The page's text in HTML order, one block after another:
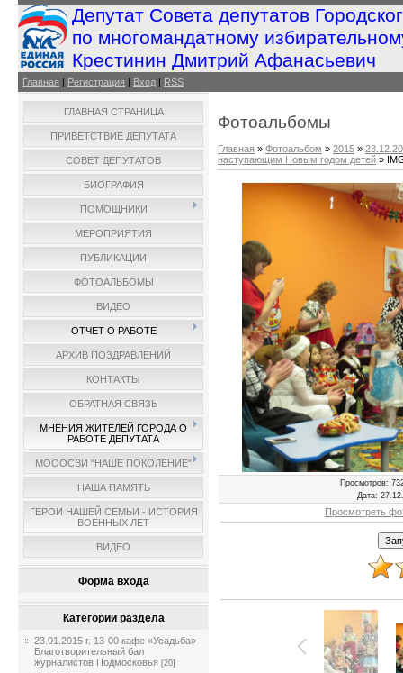
Депутат Совета депутатов
по многомандатному
Крестинин Дмитрий Афанасьевич
Главная | Регистрация | Вход | RSS
ГЛАВНАЯ СТРАНИЦА
ПРИВЕТСТВИЕ ДЕПУТАТА
СОВЕТ ДЕПУТАТОВ
БИОГРАФИЯ
ПОМОЩНИКИ
МЕРОПРИЯТИЯ
ПУБЛИКАЦИИ
ФОТОАЛЬБОМЫ
ВИДЕО
ОТЧЕТ О РАБОТЕ
АРХИВ ПОЗДРАВЛЕНИЙ
КОНТАКТЫ
ОБРАТНАЯ СВЯЗЬ
МНЕНИЯ ЖИТЕЛЕЙ ГОРОДА О
РАБОТЕ ДЕПУТАТА
МОООСВИ "НАШЕ ПОКОЛЕНИЕ"
НАША ПАМЯТЬ
ГЕРОИ НАШЕЙ СЕМЬИ - ИСТОРИЯ
ВОЕННЫХ ЛЕТ
ВИДЕО
Форма входа
Категории раздела
23.01.2015 г. 13-00 кафе «Усадьба» -
Благотворительный бал
журналистов Подмосковья [20]
Фотоальбомы
Главная » Фотоальбом » 2015 »
наступающим Новым годом детей »
Просмотров:
Дата:
Просмотреть